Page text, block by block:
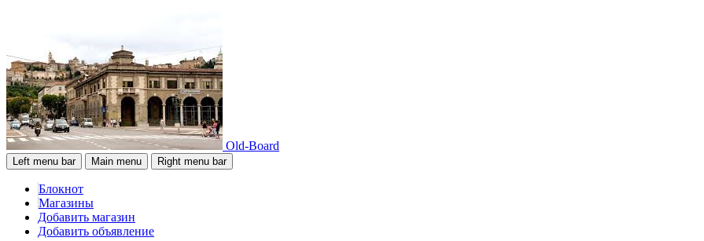
Old-Board
Left menu bar Main menu Right menu bar
Блокнот
Магазины
Добавить магазин
Добавить объявление